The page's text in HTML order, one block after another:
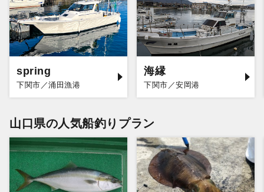
spring
下関市／涌田漁港
海縁
下関市／安岡港
山口県の人気船釣りプラン